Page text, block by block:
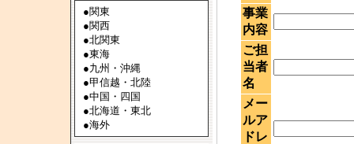
●関東
●関西
●北関東
●東海
●九州・沖縄
●甲信越・北陸
●中国・四国
●北海道・東北
●海外
事業
内容
ご担
当者
名
メー
ルア
ドレ